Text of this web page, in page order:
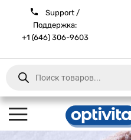
Support /
Поддержка:
+1 (646) 306-9603
Products
search